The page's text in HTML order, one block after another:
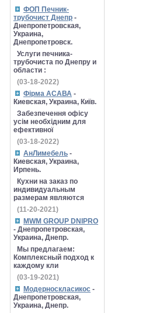
ФОП Печник-
трубочист Днепр -
Днепропетровская,
Украина,
Днепропетровск.
Услуги печника-
трубочиста по Днепру и
области :
(03-18-2022)
Фірма АСАВА -
Киевская, Украина, Київ.
Забезпечення офісу
усім необхідним для
ефективної
(03-18-2022)
АнЛимебель -
Киевская, Украина,
Ирпень.
Кухни на заказ по
индивидуальным
размерам являются
(11-20-2021)
MWM GROUP DNIPRO
- Днепропетровская,
Украина, Днепр.
Мы предлагаем:
Комплексный подход к
каждому кли
(03-19-2021)
Модерноскласикос -
Днепропетровская,
Украина, Днепр.